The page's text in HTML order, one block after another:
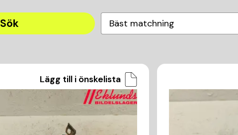
Sök Bäst matchning
Lägg till i önskelista